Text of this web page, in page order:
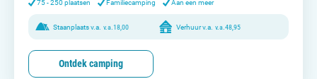
75 - 250 plaatsen Familiecamping Aan een meer
Staanplaats v.a. v.a. 18,00 Verhuur v.a. v.a. 48,95
Ontdek camping